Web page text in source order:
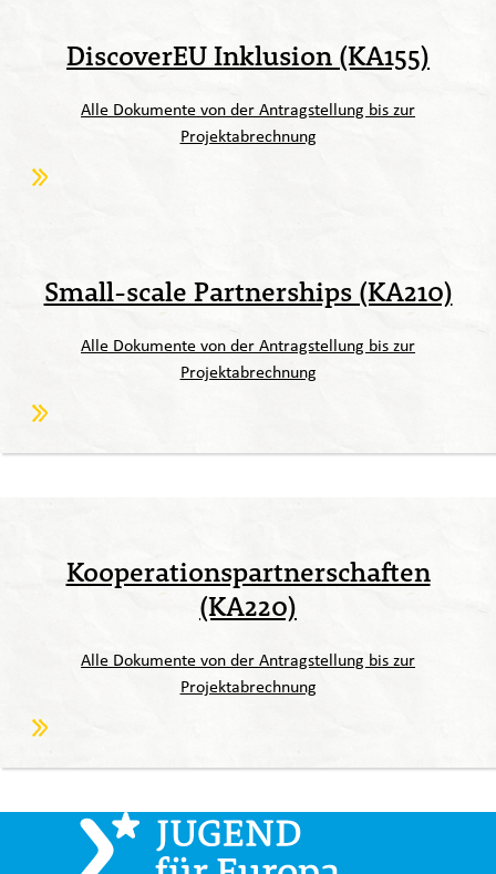
DiscoverEU Inklusion (KA155)
Alle Dokumente von der Antragstellung bis zur
Projektabrechnung
Small-scale Partnerships (KA210)
Alle Dokumente von der Antragstellung bis zur
Projektabrechnung
Kooperationspartnerschaften
(KA220)
Alle Dokumente von der Antragstellung bis zur
Projektabrechnung